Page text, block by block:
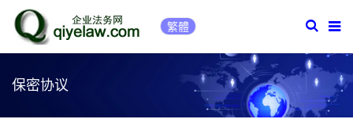
繁體
保密协议